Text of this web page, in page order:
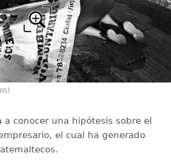
a conocer una hipótesis sobre el
el cual ha generado